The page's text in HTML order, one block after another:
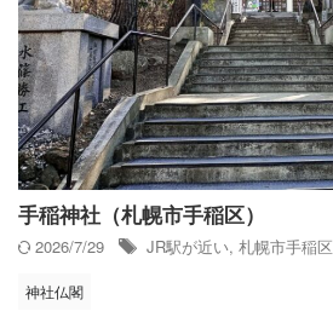
手稲神社（札幌市手稲区）
2026/7/29
JR駅が近い, 札幌市手稲区
神社仏閣